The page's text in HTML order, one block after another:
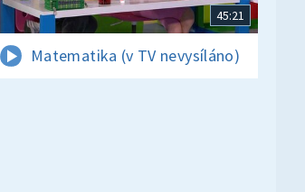
45:21
Matematika (v TV nevysíláno)